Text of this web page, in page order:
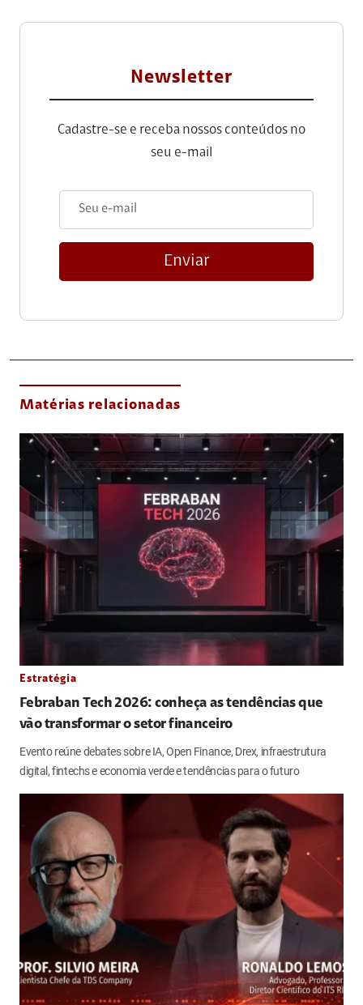
Newsletter
Cadastre-se e receba nossos conteúdos no
seu e-mail
Enviar
Matérias relacionadas
Estratégia
Febraban Tech 2026: conheça as tendências que
vão transformar o setor financeiro
Evento reúne debates sobre IA, Open Finance, Drex, infraestrutura
digital, fintechs e economia verde e tendências para o futuro